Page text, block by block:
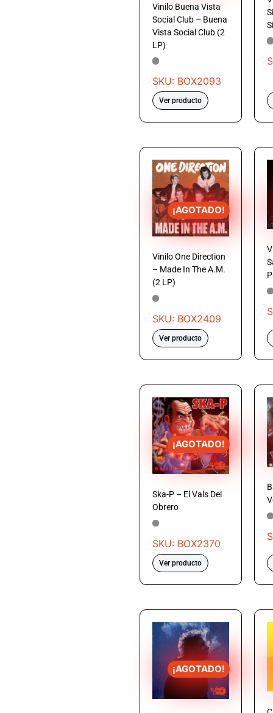
Vinilo Buena Vista
Social Club – Buena
Vista Social Club (2
LP)
SKU: BOX2093
Ver producto
¡AGOTADO!
Vinilo One Direction
– Made In The A.M.
(2 LP)
SKU: BOX2409
Ver producto
¡AGOTADO!
Ska-P – El Vals Del
Obrero
SKU: BOX2370
Ver producto
¡AGOTADO!